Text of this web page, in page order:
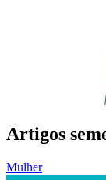
Artigos
Mulher